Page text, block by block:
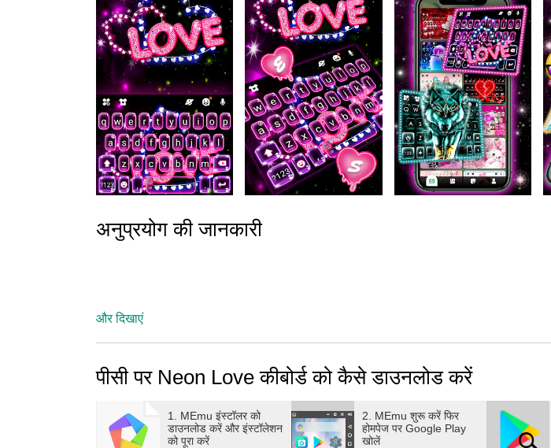
अनुप्रयोग की जानकारी
और दिखाएं
पीसी पर Neon Love कीबोर्ड को कैसे डाउनलोड करें
1. MEmu इंस्टॉलर को
डाउनलोड करें और इंस्टॉलेशन
को पूरा करें
2. MEmu शुरू करें फिर
होमपेज पर Google Play
खोलें